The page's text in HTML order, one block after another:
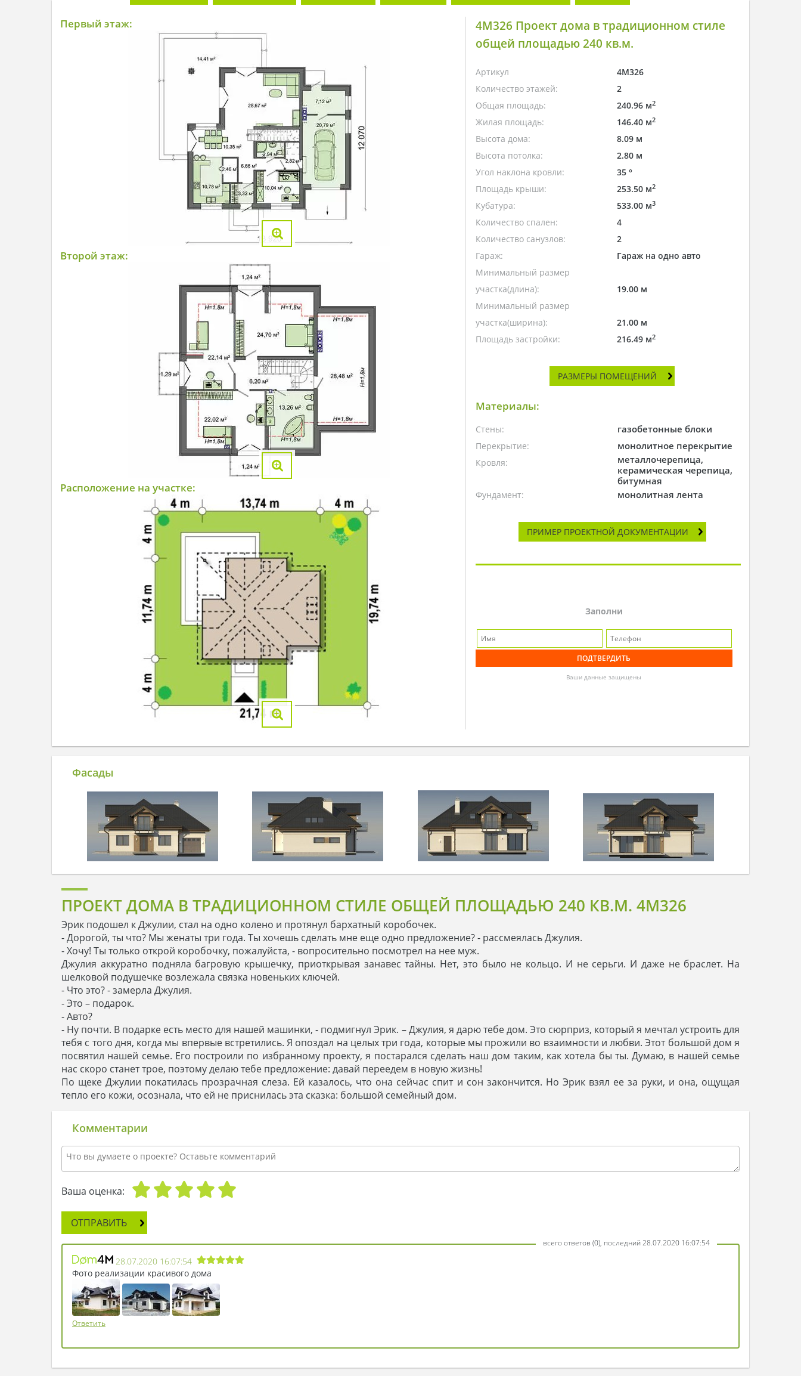
Первый этаж:
Второй этаж:
Расположение на участке:
4M326 Проект дома в традиционном стиле
общей площадью 240 кв.м.
Артикул
4M326
Количество этажей:
2
Общая площадь:
240.96 м2
Жилая площадь: 146.40 м2
Высота дома:
8.09 м
Высота потолка:
2.80 м
Угол наклона кровли:
35 °
Площадь крыши:
253.50 м2
Кубатура: 533.00 м3
Количество спален:
4
Количество санузлов:
2
Гараж:
Гараж на одно авто
Минимальный размер
участка(длина):
19.00 м
Минимальный размер
участка(ширина):
21.00 м
Площадь застройки:
216.49 м2
РАЗМЕРЫ ПОМЕЩЕНИЙ
Материалы:
Стены: газобетонные блоки
Перекрытие: монолитное перекрытие
Кровля:
металлочерепица,
керамическая черепица,
битумная
Фундамент: монолитная лента
ПРИМЕР ПРОЕКТНОЙ ДОКУМЕНТАЦИИ
Заполни
Ваши данные защищены
Фасады
ПРОЕКТ ДОМА В ТРАДИЦИОННОМ СТИЛЕ ОБЩЕЙ ПЛОЩАДЬЮ 240 КВ.М. 4M326
Эрик подошел к Джулии, стал на одно колено и протянул бархатный коробочек.
- Дорогой, ты что? Мы женаты три года. Ты хочешь сделать мне еще одно предложение? - рассмеялась Джулия.
- Хочу! Ты только открой коробочку, пожалуйста, - вопросительно посмотрел на нее муж.
Джулия аккуратно подняла багровую крышечку, приоткрывая занавес тайны. Нет, это было не кольцо. И не серьги. И даже не браслет. На
шелковой подушечке возлежала связка новеньких ключей.
- Что это? - замерла Джулия.
- Это – подарок.
- Авто?
- Ну почти. В подарке есть место для нашей машинки, - подмигнул Эрик. – Джулия, я дарю тебе дом. Это сюрприз, который я мечтал устроить для
тебя с того дня, когда мы впервые встретились. Я опоздал на целых три года, которые мы прожили во взаимности и любви. Этот большой дом я
посвятил нашей семье. Его построили по избранному проекту, я постарался сделать наш дом таким, как хотела бы ты. Думаю, в нашей семье
нас скоро станет трое, поэтому делаю тебе предложение: давай переедем в новую жизнь!
По щеке Джулии покатилась прозрачная слеза. Ей казалось, что она сейчас спит и сон закончится. Но Эрик взял ее за руки, и она, ощущая
тепло его кожи, осознала, что ей не приснилась эта сказка: большой семейный дом.
Комментарии
Ваша оценка:
ОТПРАВИТЬ
всего ответов (0), последний 28.07.2020 16:07:54
28.07.2020 16:07:54
Фото реализации красивого дома
Ответить